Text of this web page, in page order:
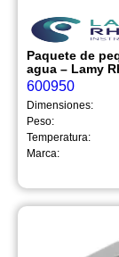
Paquete de
agua – Lamy
600950
Dimensiones:
Peso:
Temperatura:
Marca: